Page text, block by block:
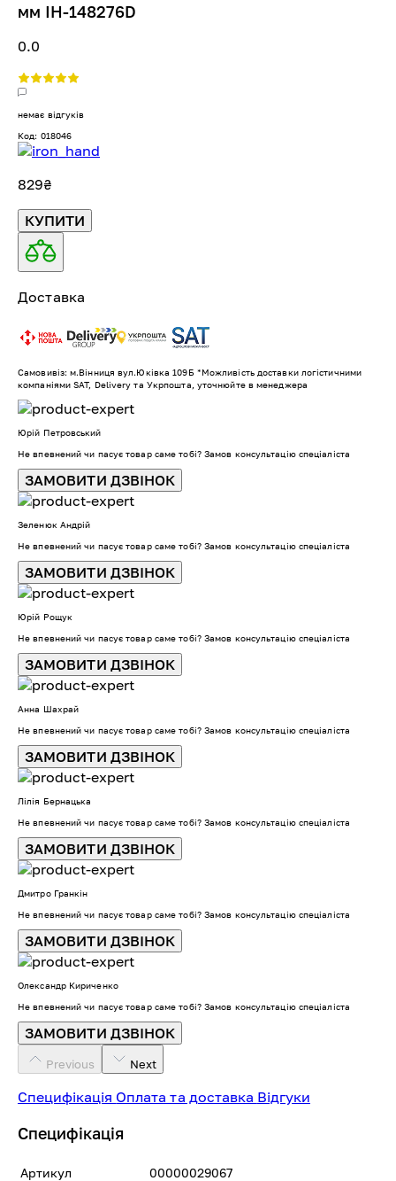
мм IH-148276D
0.0
немає відгуків
Код: 018046
829₴
КУПИТИ
Доставка
Самовивіз: м.Вінниця вул.Юківка 109Б *Можливість доставки логістичними
компаніями SAT, Delivery та Укрпошта, уточнюйте в менеджера
Юрій Петровський
Не впевнений чи пасує товар саме тобі? Замов консультацію спеціаліста
ЗАМОВИТИ ДЗВІНОК
Зеленюк Андрій
Не впевнений чи пасує товар саме тобі? Замов консультацію спеціаліста
ЗАМОВИТИ ДЗВІНОК
Юрій Рощук
Не впевнений чи пасує товар саме тобі? Замов консультацію спеціаліста
ЗАМОВИТИ ДЗВІНОК
Анна Шахрай
Не впевнений чи пасує товар саме тобі? Замов консультацію спеціаліста
ЗАМОВИТИ ДЗВІНОК
Лілія Бернацька
Не впевнений чи пасує товар саме тобі? Замов консультацію спеціаліста
ЗАМОВИТИ ДЗВІНОК
Дмитро Гранкін
Не впевнений чи пасує товар саме тобі? Замов консультацію спеціаліста
ЗАМОВИТИ ДЗВІНОК
Олександр Кириченко
Не впевнений чи пасує товар саме тобі? Замов консультацію спеціаліста
ЗАМОВИТИ ДЗВІНОК
Previous Next
Специфікація Оплата та доставка Відгуки
Специфікація
Артикул
00000029067